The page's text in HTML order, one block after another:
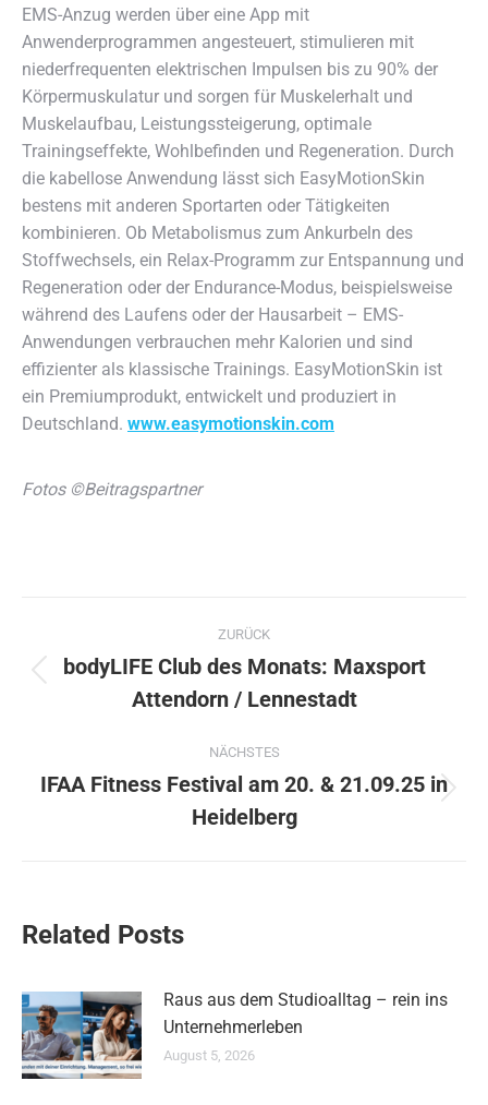
EMS-Anzug werden über eine App mit
Anwenderprogrammen angesteuert, stimulieren mit
niederfrequenten elektrischen Impulsen bis zu 90% der
Körpermuskulatur und sorgen für Muskelerhalt und
Muskelaufbau, Leistungssteigerung, optimale
Trainingseffekte, Wohlbefinden und Regeneration. Durch
die kabellose Anwendung lässt sich EasyMotionSkin
bestens mit anderen Sportarten oder Tätigkeiten
kombinie­ren. Ob Metabolismus zum Ankurbeln des
Stoffwechsels, ein Relax-Programm zur Entspannung und
Regeneration oder der Endurance-Modus, beispielsweise
während des Laufens oder der Hausarbeit – EMS-
Anwendungen verbrauchen mehr Kalorien und sind
effizienter als klassische Trainings. EasyMotionSkin ist
ein Premiumprodukt, entwickelt und produziert in
Deutschland. www.easymotionskin.com
Fotos ©Beitragspartner
Kommentarnavigation
ZURÜCK
Beitrag:
bodyLIFE Club des Monats: Maxsport
Attendorn / Lennestadt
NÄCHSTES
Beitrag:
IFAA Fitness Festival am 20. & 21.09.25 in
Heidelberg
Related Posts
Raus aus dem Studioalltag – rein ins
Unternehmerleben
August 5, 2026